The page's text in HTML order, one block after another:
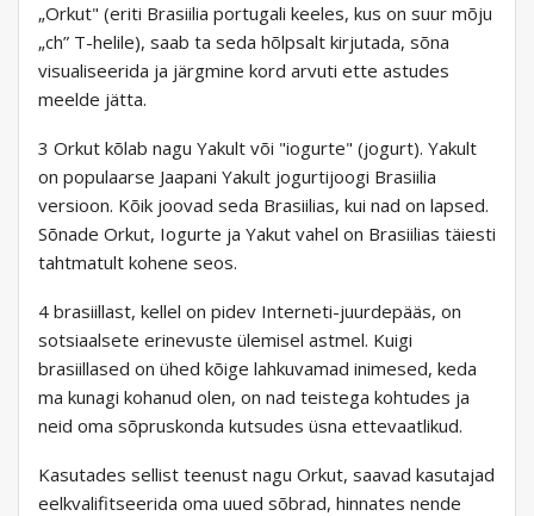
„Orkut" (eriti Brasiilia portugali keeles, kus on suur mõju
„ch” T-helile), saab ta seda hõlpsalt kirjutada, sõna
visualiseerida ja järgmine kord arvuti ette astudes
meelde jätta.
3 Orkut kõlab nagu Yakult või "iogurte" (jogurt). Yakult
on populaarse Jaapani Yakult jogurtijoogi Brasiilia
versioon. Kõik joovad seda Brasiilias, kui nad on lapsed.
Sõnade Orkut, Iogurte ja Yakut vahel on Brasiilias täiesti
tahtmatult kohene seos.
4 brasiillast, kellel on pidev Interneti-juurdepääs, on
sotsiaalsete erinevuste ülemisel astmel. Kuigi
brasiillased on ühed kõige lahkuvamad inimesed, keda
ma kunagi kohanud olen, on nad teistega kohtudes ja
neid oma sõpruskonda kutsudes üsna ettevaatlikud.
Kasutades sellist teenust nagu Orkut, saavad kasutajad
eelkvalifitseerida oma uued sõbrad, hinnates nende